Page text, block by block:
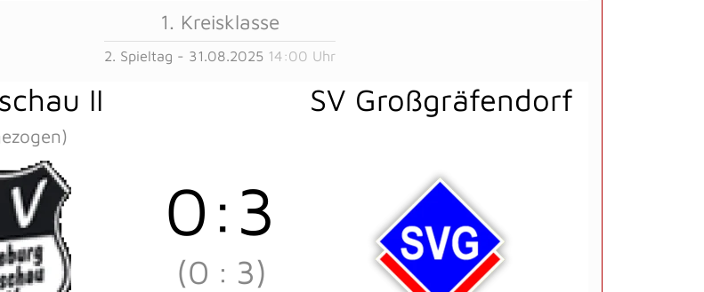
1. Kreisklasse
2. Spieltag - 31.08.2025 14:00 Uhr
II SV Großgräfendorf
0:3
(0 : 3)